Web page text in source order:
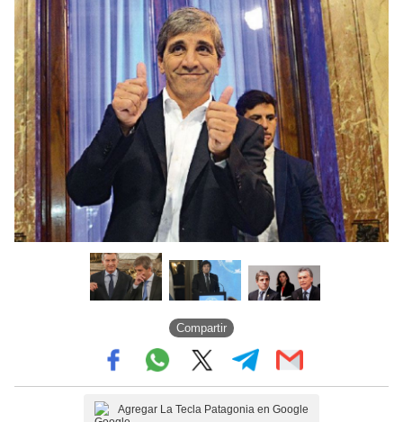
Compartir
Agregar La Tecla Patagonia en Google